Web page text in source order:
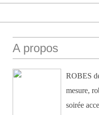
A propos
ROBES
mesure,
soirée